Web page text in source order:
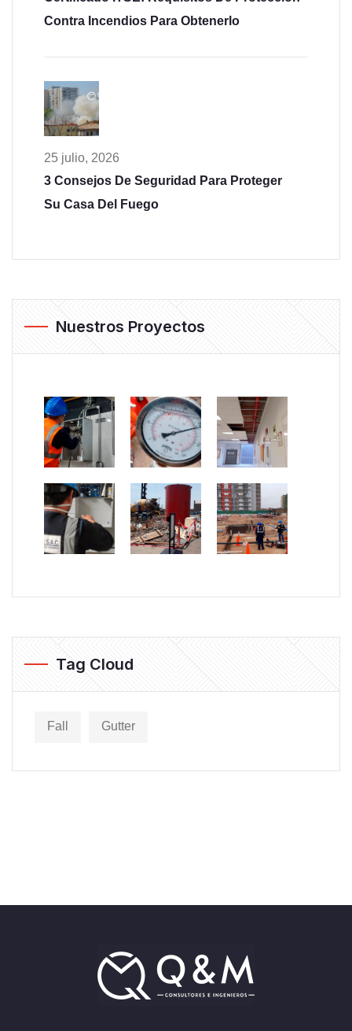
Contra Incendios Para Obtenerlo
25 julio, 2026
3 Consejos De Seguridad Para Proteger
Su Casa Del Fuego
Nuestros Proyectos
Tag Cloud
Fall Gutter